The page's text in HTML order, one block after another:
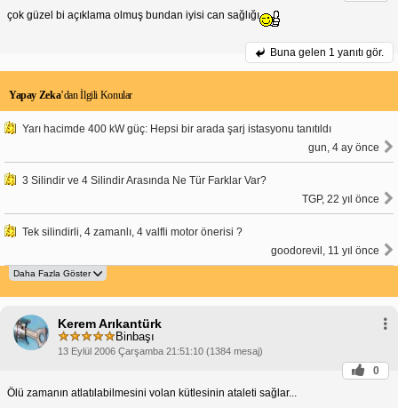
çok güzel bi açıklama olmuş bundan iyisi can sağlığı
Buna gelen 1 yanıtı gör.
Yapay Zeka’dan İlgili Konular
Yarı hacimde 400 kW güç: Hepsi bir arada şarj istasyonu tanıtıldı
gun, 4 ay önce
3 Silindir ve 4 Silindir Arasında Ne Tür Farklar Var?
TGP, 22 yıl önce
Tek silindirli, 4 zamanlı, 4 valfli motor önerisi ?
goodorevil, 11 yıl önce
Kerem Arıkantürk
Binbaşı
13 Eylül 2006 Çarşamba 21:51:10 (1384 mesaj)
0
Ölü zamanın atlatılabilmesini volan kütlesinin ataleti sağlar...